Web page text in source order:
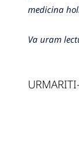
medicina
Va uram